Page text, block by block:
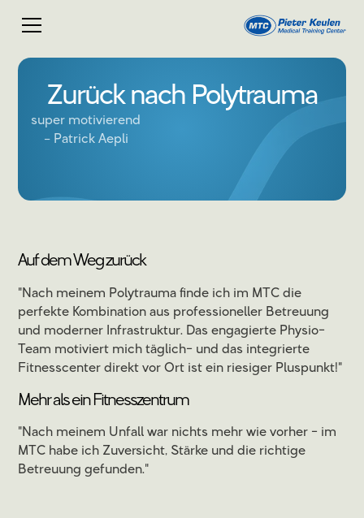
Zurück nach Polytrauma
super motivierend
Patrick Aepli
Auf dem Weg zurück
"Nach meinem Polytrauma finde ich im MTC die
perfekte Kombination aus professioneller Betreuung
und moderner Infrastruktur. Das engagierte Physio-
Team motiviert mich täglich- und das integrierte
Fitnesscenter direkt vor Ort ist ein riesiger Pluspunkt!"
Mehr als ein Fitnesszentrum
"Nach meinem Unfall war nichts mehr wie vorher - im
MTC habe ich Zuversicht, Stärke und die richtige
Betreuung gefunden."